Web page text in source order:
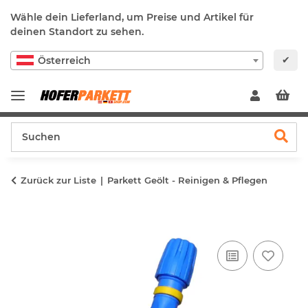
Wähle dein Lieferland, um Preise und Artikel für
deinen Standort zu sehen.
Österreich ✔
Zurück zur Liste Parkett Geölt - Reinigen & Pflegen